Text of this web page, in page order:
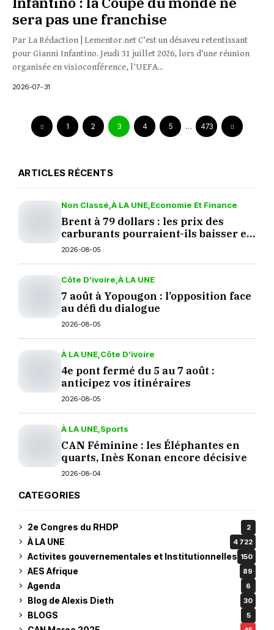
sera pas une franchise
Par La Rédaction | Lementor.net C’est un désaveu retentissant
pour Gianni Infantino. Jeudi 31 juillet 2026, lors d’une réunion
organisée en visioconférence, l’UEFA...
2026-07-31
1 2 3 4 5 … 473
ARTICLES RÉCENTS
Non Classé À LA UNE Economie Et Finance
Brent à 79 dollars : les prix des
carburants pourraient-ils baisser en
septembre ?
2026-08-05
Côte D’ivoire À LA UNE
7 août à Yopougon : l’opposition face
au défi du dialogue
2026-08-05
À LA UNE Côte D’ivoire
4e pont fermé du 5 au 7 août :
anticipez vos itinéraires
2026-08-05
À LA UNE Sports
CAN Féminine : les Éléphantes en
quarts, Inès Konan encore décisive
2026-08-04
CATEGORIES
2e Congres du RHDP 2
À LA UNE 4 722
Activites gouvernementales et Institutionnelles 150
AES Afrique 89
Agenda 6
Blog de Alexis Dieth 30
BLOGS 5